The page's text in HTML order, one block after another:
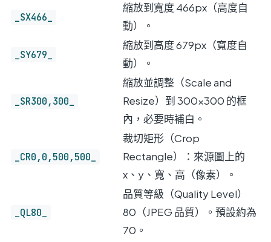
_SX466_
縮放到寬度 466px（高度自
動）。
_SY679_
縮放到高度 679px（寬度自
動）。
_SR300,300_
縮放並調整（Scale and
Resize）到 300×300 的框
內，必要時補白。
_CR0,0,500,500_
裁切矩形（Crop
Rectangle）：來源圖上的
x、y、寬、高（像素）。
_QL80_
品質等級（Quality Level）
80（JPEG 品質）。預設約為
70。